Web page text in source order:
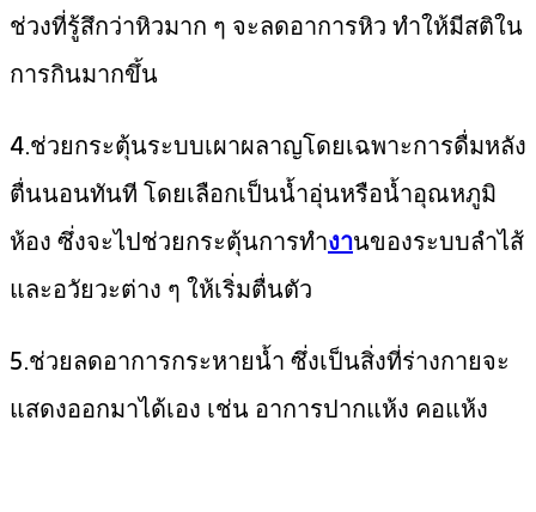
ช่วงที่รู้สึกว่าหิวมาก ๆ จะลดอาการหิว ทำให้มีสติใน
การกินมากขึ้น
4.ช่วยกระตุ้นระบบเผาผลาญโดยเฉพาะการดื่มหลัง
ตื่นนอนทันที โดยเลือกเป็นน้ำอุ่นหรือน้ำอุณหภูมิ
ห้อง ซึ่งจะไปช่วยกระตุ้นการทำงานของระบบลำไส้
และอวัยวะต่าง ๆ ให้เริ่มตื่นตัว
5.ช่วยลดอาการกระหายน้ำ ซึ่งเป็นสิ่งที่ร่างกายจะ
แสดงออกมาได้เอง เช่น อาการปากแห้ง คอแห้ง